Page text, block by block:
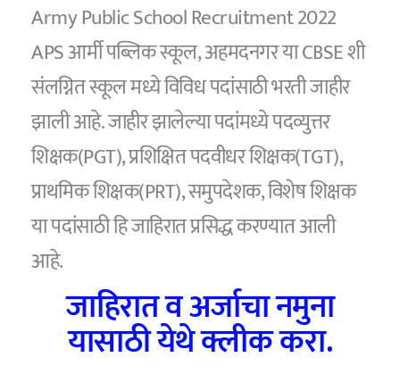
Army Public School Recruitment 2022
APS आर्मी पब्लिक स्कूल, अहमदनगर या CBSE शी
संलग्नित स्कूल मध्ये विविध पदांसाठी भरती जाहीर
झाली आहे. जाहीर झालेल्या पदांमध्ये पदव्युत्तर
शिक्षक(PGT), प्रशिक्षित पदवीधर शिक्षक(TGT),
प्राथमिक शिक्षक(PRT), समुपदेशक, विशेष शिक्षक
या पदांसाठी हि जाहिरात प्रसिद्ध करण्यात आली
आहे.
जाहिरात व अर्जाचा नमुना
यासाठी येथे क्लीक करा.